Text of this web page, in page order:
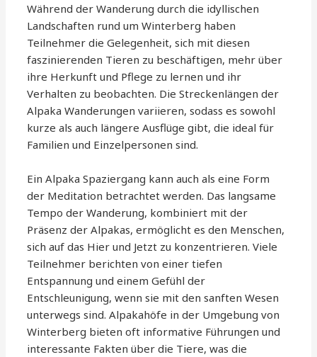
Während der Wanderung durch die idyllischen
Landschaften rund um Winterberg haben
Teilnehmer die Gelegenheit, sich mit diesen
faszinierenden Tieren zu beschäftigen, mehr über
ihre Herkunft und Pflege zu lernen und ihr
Verhalten zu beobachten. Die Streckenlängen der
Alpaka Wanderungen variieren, sodass es sowohl
kurze als auch längere Ausflüge gibt, die ideal für
Familien und Einzelpersonen sind.
Ein Alpaka Spaziergang kann auch als eine Form
der Meditation betrachtet werden. Das langsame
Tempo der Wanderung, kombiniert mit der
Präsenz der Alpakas, ermöglicht es den Menschen,
sich auf das Hier und Jetzt zu konzentrieren. Viele
Teilnehmer berichten von einer tiefen
Entspannung und einem Gefühl der
Entschleunigung, wenn sie mit den sanften Wesen
unterwegs sind. Alpakahöfe in der Umgebung von
Winterberg bieten oft informative Führungen und
interessante Fakten über die Tiere, was die